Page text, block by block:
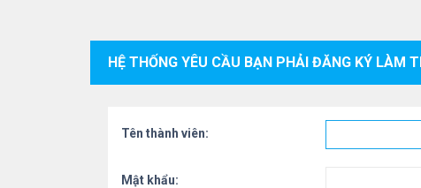
HỆ THỐNG YÊU CẦU BẠN PHẢI ĐĂNG KÝ LÀM
Tên thành viên:
Mật khẩu: